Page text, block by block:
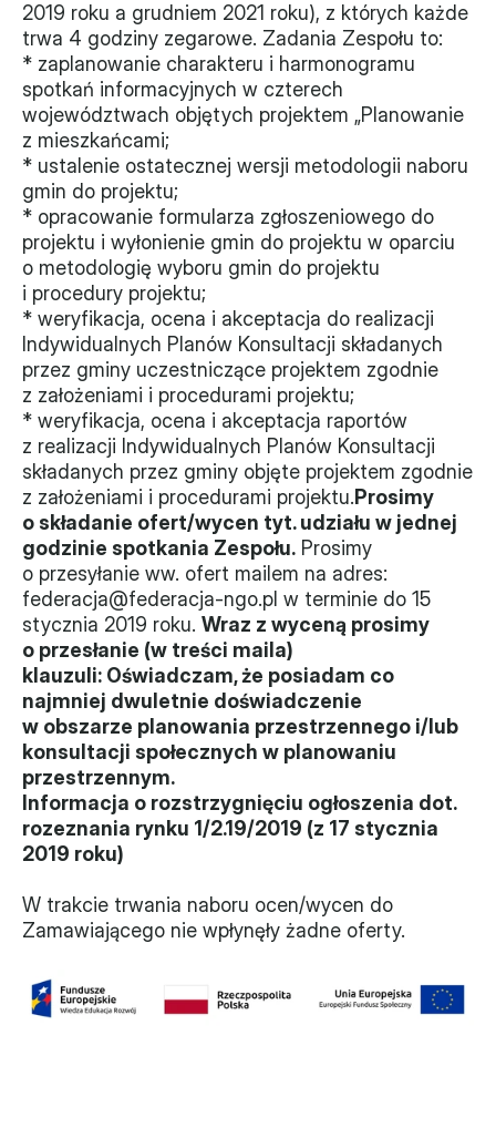
Przystąp
Członkostwo
Procedura
Monitorujemy
Działania z ostatnich lat
Sprawy
Forum Dobrego Prawa
Certyfikujemy
Certyfikat
Edycja 2024
Laureaci
2019 roku a grudniem 2021 roku), z których każde
trwa 4 godziny zegarowe. Zadania Zespołu to:
* zaplanowanie charakteru i harmonogramu
spotkań informacyjnych w czterech
województwach objętych projektem „Planowanie
z mieszkańcami;
* ustalenie ostatecznej wersji metodologii naboru
gmin do projektu;
* opracowanie formularza zgłoszeniowego do
projektu i wyłonienie gmin do projektu w oparciu
o metodologię wyboru gmin do projektu
i procedury projektu;
* weryfikacja, ocena i akceptacja do realizacji
Indywidualnych Planów Konsultacji składanych
przez gminy uczestniczące projektem zgodnie
z założeniami i procedurami projektu;
* weryfikacja, ocena i akceptacja raportów
z realizacji Indywidualnych Planów Konsultacji
składanych przez gminy objęte projektem zgodnie
z założeniami i procedurami projektu.Prosimy
o składanie ofert/wycen tyt. udziału w jednej
godzinie spotkania Zespołu. Prosimy
o przesyłanie ww. ofert mailem na adres:
federacja@federacja-ngo.pl w terminie do 15
stycznia 2019 roku. Wraz z wyceną prosimy
o przesłanie (w treści maila)
klauzuli: Oświadczam, że posiadam co
najmniej dwuletnie doświadczenie
w obszarze planowania przestrzennego i/lub
konsultacji społecznych w planowaniu
przestrzennym.
Informacja o rozstrzygnięciu ogłoszenia dot.
rozeznania rynku 1/2.19/2019 (z 17 stycznia
2019 roku)
W trakcie trwania naboru ocen/wycen do
Zamawiającego nie wpłynęły żadne oferty.